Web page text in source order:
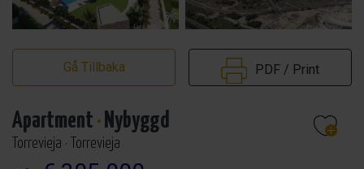
Gå Tillbaka PDF / Print
Apartment · Nybyggd
Torrevieja · Torrevieja